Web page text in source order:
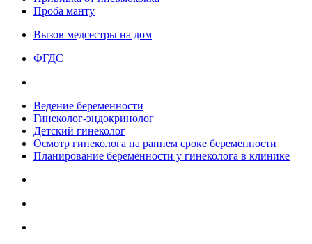
Проба манту
Вызов медсестры на дом
ФГДС
Ведение беременности
Гинеколог-эндокринолог
Детский гинеколог
Осмотр гинеколога на раннем сроке беременности
Планирование беременности у гинеколога в клинике